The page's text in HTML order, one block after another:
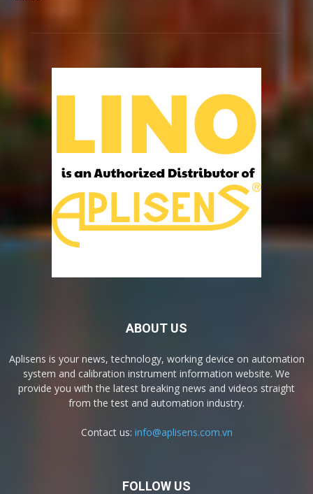
ABOUT US
Aplisens is your news, technology, working device on automation
system and calibration instrument information website. We
provide you with the latest breaking news and videos straight
from the test and automation industry.
Contact us: info@aplisens.com.vn
FOLLOW US